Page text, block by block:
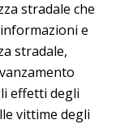
stradale che
e
stradale,
effetti degli
vittime degli